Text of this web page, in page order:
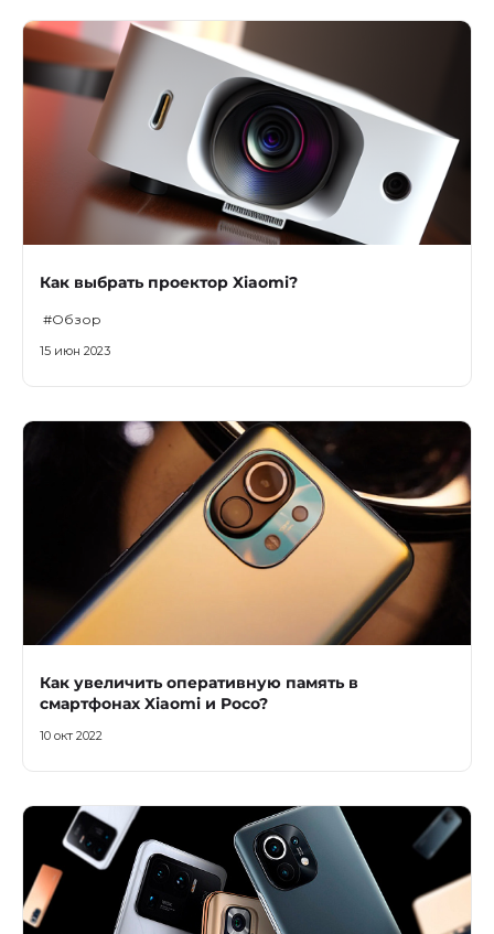
Как выбрать проектор Xiaomi?
#Обзор
15 июн 2023
Как увеличить оперативную память в
смартфонах Xiaomi и Poco?
10 окт 2022